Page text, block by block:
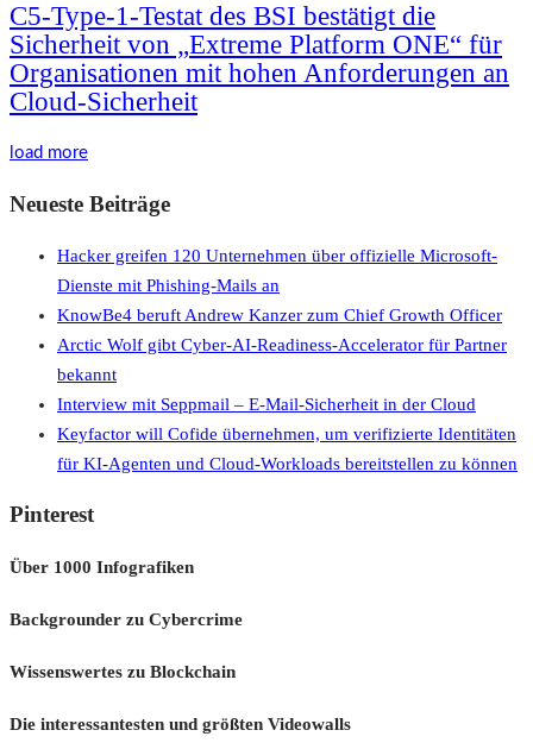
C5-Type-1-Testat des BSI bestätigt die
Sicherheit von „Extreme Platform ONE“ für
Organisationen mit hohen Anforderungen an
Cloud-Sicherheit
load more
Neueste Beiträge
Hacker greifen 120 Unternehmen über offizielle Microsoft-
Dienste mit Phishing-Mails an
KnowBe4 beruft Andrew Kanzer zum Chief Growth Officer
Arctic Wolf gibt Cyber-AI-Readiness-Accelerator für Partner
bekannt
Interview mit Seppmail – E-Mail-Sicherheit in der Cloud
Keyfactor will Cofide übernehmen, um verifizierte Identitäten
für KI-Agenten und Cloud-Workloads bereitstellen zu können
Pinterest
Über 1000 Infografiken
Backgrounder zu Cybercrime
Wissenswertes zu Blockchain
Die interessantesten und größten Videowalls